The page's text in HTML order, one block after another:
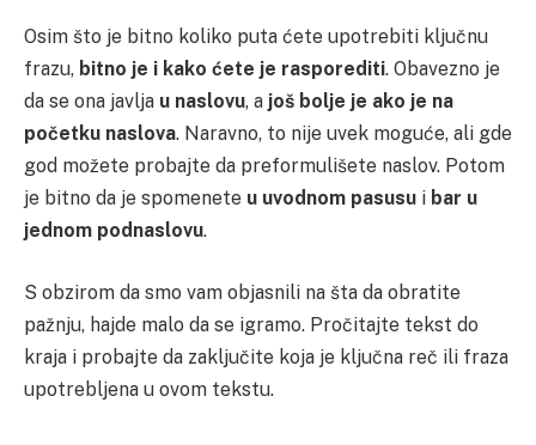
Osim što je bitno koliko puta ćete upotrebiti ključnu
frazu, bitno je i kako ćete je rasporediti. Obavezno je
da se ona javlja u naslovu, a još bolje je ako je na
početku naslova. Naravno, to nije uvek moguće, ali gde
god možete probajte da preformulišete naslov. Potom
je bitno da je spomenete u uvodnom pasusu i bar u
jednom podnaslovu.
S obzirom da smo vam objasnili na šta da obratite
pažnju, hajde malo da se igramo. Pročitajte tekst do
kraja i probajte da zaključite koja je ključna reč ili fraza
upotrebljena u ovom tekstu.